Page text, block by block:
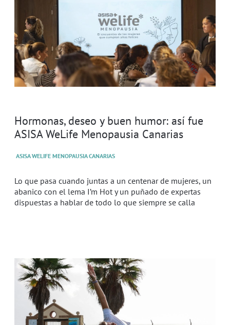
Hormonas, deseo y buen humor: así fue
ASISA WeLife Menopausia Canarias
ASISA WELIFE MENOPAUSIA CANARIAS
Lo que pasa cuando juntas a un centenar de mujeres, un
abanico con el lema I’m Hot y un puñado de expertas
dispuestas a hablar de todo lo que siempre se calla